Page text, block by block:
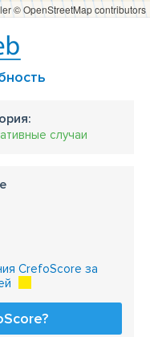
© OpenStreetMap contributors
случаи
CrefoScore за